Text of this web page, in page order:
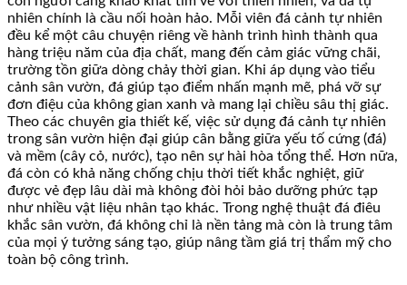
nhiên chính là cầu nối hoàn hảo. Mỗi viên đá cảnh tự nhiên
đều kể một câu chuyện riêng về hành trình hình thành qua
hàng triệu năm của địa chất, mang đến cảm giác vững chãi,
trường tồn giữa dòng chảy thời gian. Khi áp dụng vào tiểu
cảnh sân vườn, đá giúp tạo điểm nhấn mạnh mẽ, phá vỡ sự
đơn điệu của không gian xanh và mang lại chiều sâu thị giác.
Theo các chuyên gia thiết kế, việc sử dụng đá cảnh tự nhiên
trong sân vườn hiện đại giúp cân bằng giữa yếu tố cứng (đá)
và mềm (cây cỏ, nước), tạo nên sự hài hòa tổng thể. Hơn nữa,
đá còn có khả năng chống chịu thời tiết khắc nghiệt, giữ
được vẻ đẹp lâu dài mà không đòi hỏi bảo dưỡng phức tạp
như nhiều vật liệu nhân tạo khác. Trong nghệ thuật đá điêu
khắc sân vườn, đá không chỉ là nền tảng mà còn là trung tâm
của mọi ý tưởng sáng tạo, giúp nâng tầm giá trị thẩm mỹ cho
toàn bộ công trình.